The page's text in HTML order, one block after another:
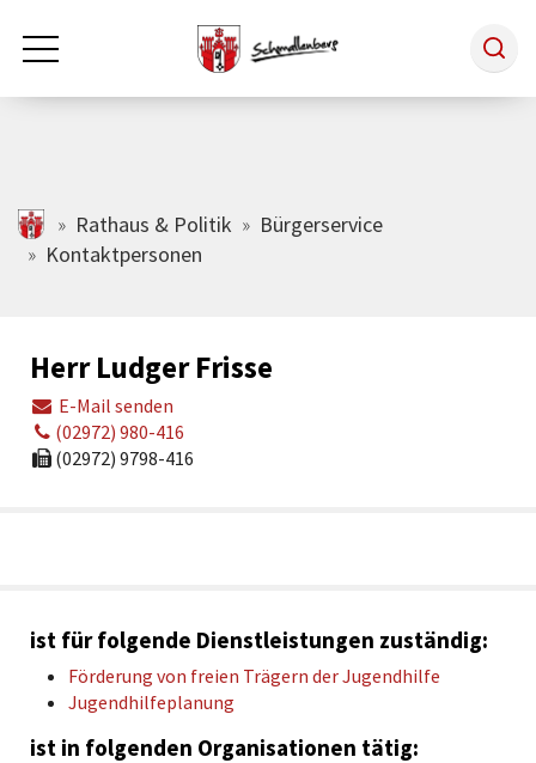
Zum Hauptinhalt springen
Rathaus & Politik
Tourismus
Freizeit & Kultur
schmallenberg.de
Rathaus & Politik
Bürgerservice
Kontaktpersonen
Herr Ludger Frisse
E-Mail senden
(02972) 980-416
(02972) 9798-416
ist für folgende Dienstleistungen zuständig:
Förderung von freien Trägern der Jugendhilfe
Jugendhilfeplanung
ist in folgenden Organisationen tätig: